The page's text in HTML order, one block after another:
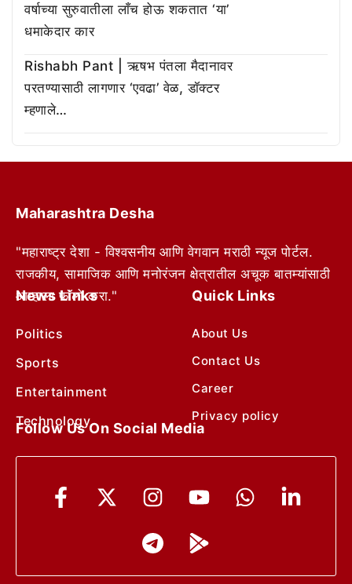
वर्षाच्या सुरुवातीला लाँच होऊ शकतात ‘या’
धमाकेदार कार
Rishabh Pant | ऋषभ पंतला मैदानावर
परतण्यासाठी लागणार ‘एवढा’ वेळ, डॉक्टर
म्हणाले…
Maharashtra Desha
"महाराष्ट्र देशा - विश्वसनीय आणि वेगवान मराठी न्यूज पोर्टल.
राजकीय, सामाजिक आणि मनोरंजन क्षेत्रातील अचूक बातम्यांसाठी
आम्हाला फॉलो करा."
News Links
Politics
Sports
Entertainment
Technology
Quick Links
About Us
Contact Us
Career
Privacy policy
Follow Us On Social Media